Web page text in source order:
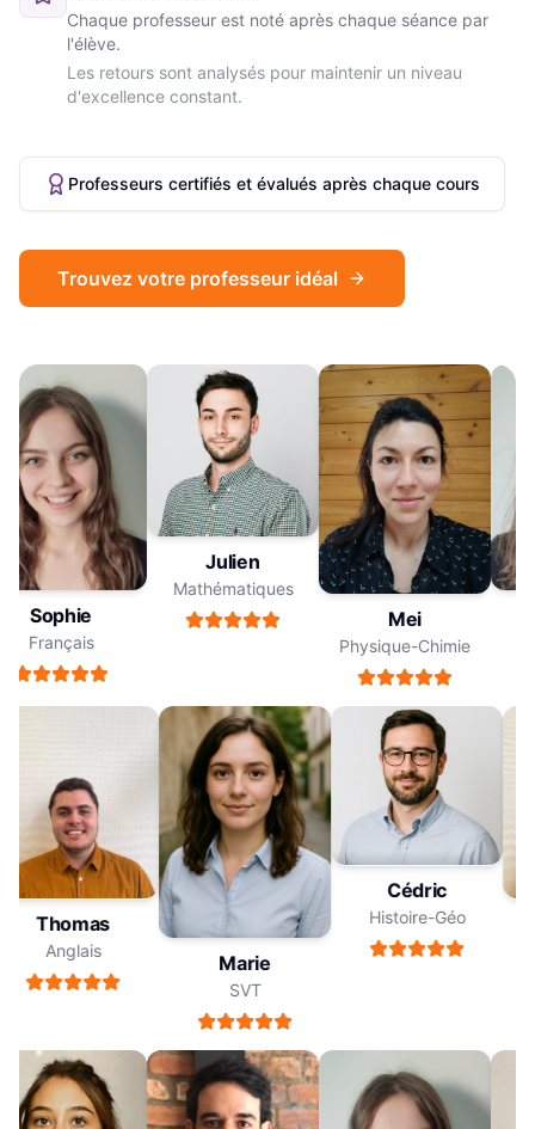
Sophie
Français
Julien
Mathématiques
Mei
Physique-Chimie
Thomas
Anglais
Marie
SVT
Cédric
Histoire-Géo
Chaque professeur est noté après chaque séance par
l'élève.
Les retours sont analysés pour maintenir un niveau
d'excellence constant.
Professeurs certifiés et évalués après chaque cours
Trouvez votre professeur idéal